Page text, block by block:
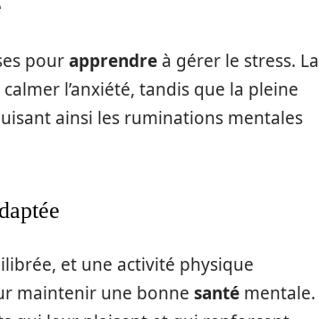
pourapprendre à gérer le stress. La
l’anxiété, tandis que la pleine
ainsi les ruminations mentales
et une activité physique
maintenir une bonne santé mentale.